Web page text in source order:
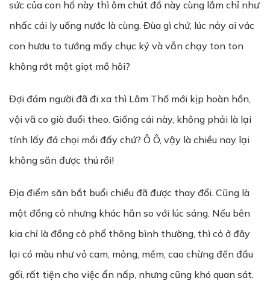
sức của con hổ này thì ôm chút đồ này cùng lắm chỉ như
nhấc cái ly uống nước là cùng. Đùa gì chứ, lúc nảy ai vác
con hươu to tướng mấy chục ký và vẫn chạy ton ton
không rớt một giọt mồ hôi?
Đợi đám người đã đi xa thì Lâm Thố mới kịp hoàn hồn,
vội vã co giò đuổi theo. Giống cái này, không phải là lại
tính lấy đá chọi mồi đấy chứ? Ô Ô, vậy là chiều nay lại
không săn được thú rồi!
Địa điểm săn bắt buổi chiều đã được thay đổi. Cũng là
một đồng cỏ nhưng khác hẳn so với lúc sáng. Nếu bên
kia chỉ là đồng cỏ phổ thông bình thường, thì cỏ ở đây
lại có màu như vỏ cam, mỏng, mềm, cao chừng đến đầu
gối, rất tiện cho việc ẩn nấp, nhưng cũng khó quan sát.